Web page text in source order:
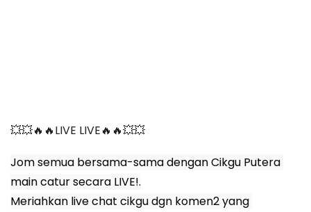
💥💥🔥🔥LIVE LIVE🔥🔥💥💥
Jom semua bersama-sama dengan Cikgu Putera
main catur secara LIVE!.
Meriahkan live chat cikgu dgn komen2 yang